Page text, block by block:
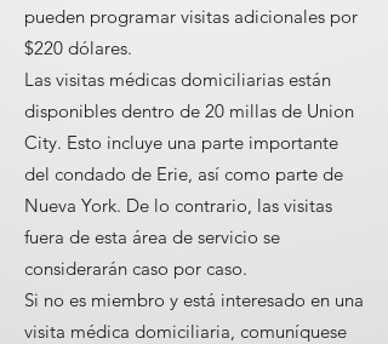
pueden programar visitas adicionales por
$220 dólares.
Las visitas médicas domiciliarias están
disponibles dentro de 20 millas de Union
City. Esto incluye una parte importante
del condado de Erie, así como parte de
Nueva York. De lo contrario, las visitas
fuera de esta área de servicio se
considerarán caso por caso.
Si no es miembro y está interesado en una
visita médica domiciliaria, comuníquese